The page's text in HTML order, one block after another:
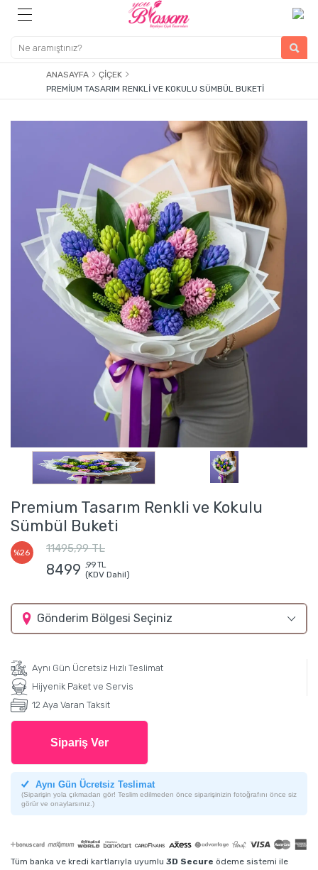
ANASAYFA
ÇIÇEK
PREMIUM TASARIM RENKLI VE KOKULU SÜMBÜL BUKETI
Premium Tasarım Renkli ve Kokulu
Sümbül Buketi
%26 11495,99 TL
8499 ,99 TL
(KDV Dahil)
Gönderim Bölgesi Seçiniz
Aynı Gün Ücretsiz Hızlı Teslimat
Hijyenik Paket ve Servis
12 Aya Varan Taksit
Sipariş Ver
Aynı Gün Ücretsiz Teslimat
(Siparişin yola çıkmadan gör! Teslim edilmeden önce siparişinizin fotoğrafını önce siz
görür ve onaylarsınız.)
Tüm banka ve kredi kartlarıyla uyumlu 3D Secure ödeme sistemi ile